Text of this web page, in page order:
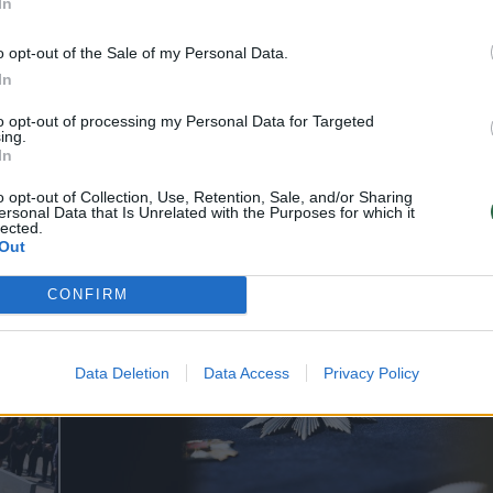
opt-out of the Sale of my Personal Data.
opt-out of processing my Personal Data for Targeted
opt-out of Collection, Use, Retention, Sale, and/or Sharing
Data that Is Unrelated with the Purposes for which it
CONFIRM
Data Deletion Data Access Privacy Policy
popietę Vilniaus Antakalnio
Lietuvos Vyriausybės premjerė,
Akto signatarė Kazimira Danutė